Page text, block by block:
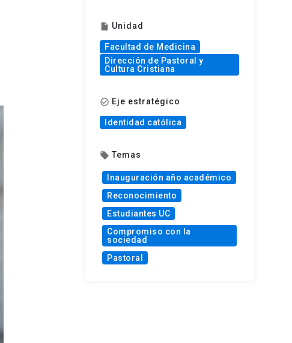
insert_drive_file Unidad
Facultad de Medicina
Dirección de Pastoral y
Cultura Cristiana
check_circle_outline Eje estratégico
Identidad católica
local_offer Temas
Inauguración año académico
Reconocimiento
Estudiantes UC
Compromiso con la
sociedad
Pastoral